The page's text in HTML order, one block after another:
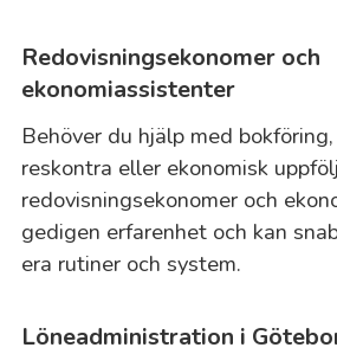
Redovisningsekonomer och
ekonomiassistenter
Behöver du hjälp med
reskontra eller ekonomisk
redovisningsekonomer och
gedigen erfarenhet och kan
era rutiner och system.
Löneadministration i